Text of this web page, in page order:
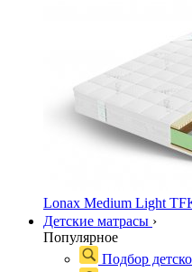
Lonax Medium Light
Детские матрасы ›
Популярное
Подбор